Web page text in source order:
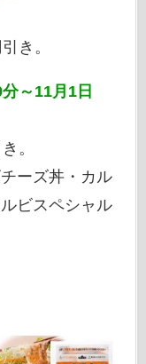
き。
～11月1日
。
ーズ丼・カル
ビスペシャル